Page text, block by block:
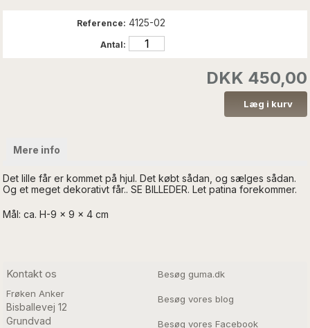
Reference: 4125-02
Antal:
DKK 450,00
Mere info
Det lille får er kommet på hjul. Det købt sådan, og sælges sådan.
Og et meget dekorativt får.. SE BILLEDER. Let patina forekommer.
Mål: ca. H-9 x 9 x 4 cm
Kontakt os
Frøken Anker
Bisballevej 12
Grundvad
Besøg guma.dk
Besøg vores blog
Besøg vores Facebook